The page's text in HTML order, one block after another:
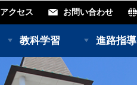
アクセス お問い合わせ
教科学習 進路指導